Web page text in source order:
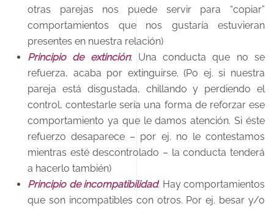
otras parejas nos puede servir para “copiar”
comportamientos que nos gustaría estuvieran
presentes en nuestra relación)
Principio de extinción: Una conducta que no se
refuerza, acaba por extinguirse. (Po ej. si nuestra
pareja está disgustada, chillando y perdiendo el
control, contestarle sería una forma de reforzar ese
comportamiento ya que le damos atención. Si éste
refuerzo desaparece – por ej. no le contestamos
mientras esté descontrolado – la conducta tenderá
a hacerlo también)
Principio de incompatibilidad: Hay comportamientos
que son incompatibles con otros. Por ej. besar y/o